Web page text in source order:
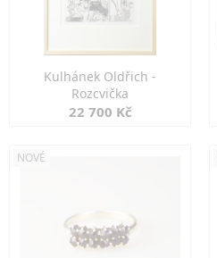
Kulhánek Oldřich -
Rozcvička
22 700 Kč
NOVÉ